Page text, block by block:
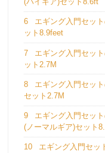
6
エギング入門セッ
ット8.9feet
7
エギング入門セッ
ット2.7M
8
エギング入門セッ
セット2.7M
9
エギング入門セッ
(ノーマルギア)セット
10
エギング入門セッ